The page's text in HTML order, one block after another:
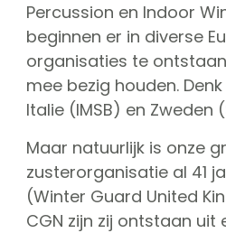
CGN fonds 2020
Contact
Nederlands
Account
Percussion en Indoor
beginnen er in diverse
organisaties te
mee bezig houden.
Italie (IMSB) en Zweden
Maar natuurlijk is onze
zusterorganisatie al 41
(Winter Guard United
CGN zijn zij ontstaan uit